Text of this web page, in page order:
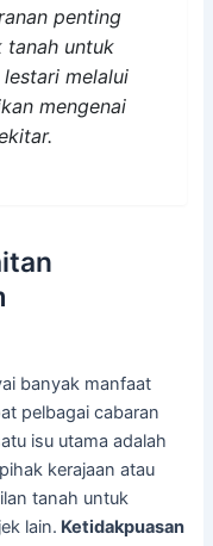
penting
tanah untuk
melalui
mengenai
banyak manfaat
pelbagai cabaran
isu utama adalah
kerajaan atau
tanah untuk
lain. Ketidakpuasan